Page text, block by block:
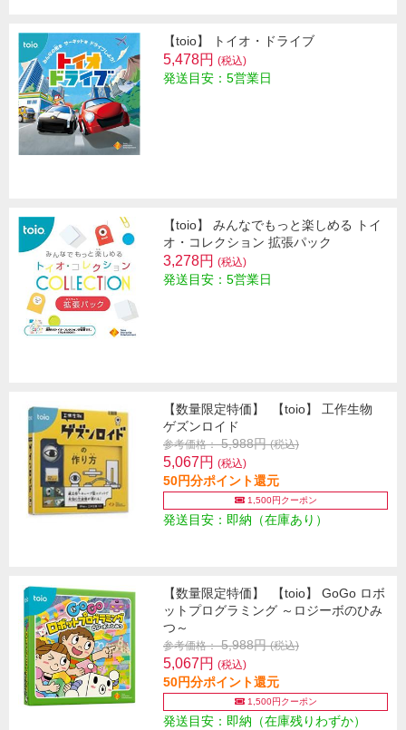
【toio】 トイオ・ドライブ
5,478円 (税込)
発送目安：5営業日
【toio】 みんなでもっと楽しめる トイ
オ・コレクション 拡張パック
3,278円 (税込)
発送目安：5営業日
【数量限定特価】
【toio】 工作生物
ゲズンロイド
参考価格： 5,988円(税込)
5,067円 (税込)
50円分ポイント還元
1,500円クーポン
発送目安：即納（在庫あり）
【数量限定特価】
【toio】 GoGo ロボ
ットプログラミング ～ロジーボのひみ
つ～
参考価格： 5,988円(税込)
5,067円 (税込)
50円分ポイント還元
1,500円クーポン
発送目安：即納（在庫残りわずか）